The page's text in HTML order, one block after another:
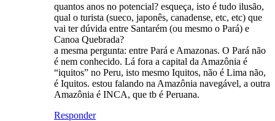
quantos anos no potencial? esqueça, isto é tudo ilusão,
qual o turista (sueco, japonês, canadense, etc, etc) que
vai ter dúvida entre Santarém (ou mesmo o Pará) e
Canoa Quebrada?
a mesma pergunta: entre Pará e Amazonas. O Pará não
é nem conhecido. Lá fora a capital da Amazônia é
“iquitos” no Peru, isto mesmo Iquitos, não é Lima não,
é Iquitos. estou falando na Amazônia navegável, a outra
Amazônia é INCA, que tb é Peruana.
Responder